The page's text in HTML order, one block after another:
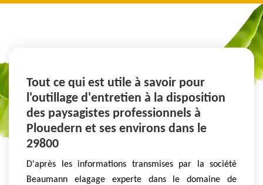
Tout ce qui est utile à savoir pour
l'outillage d'entretien à la disposition
des paysagistes professionnels à
Plouedern et ses environs dans le
29800
D'après les informations transmises par la société
Beaumann elagage experte dans le domaine de